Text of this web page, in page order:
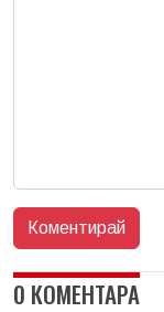
0 КОМЕНТАРА